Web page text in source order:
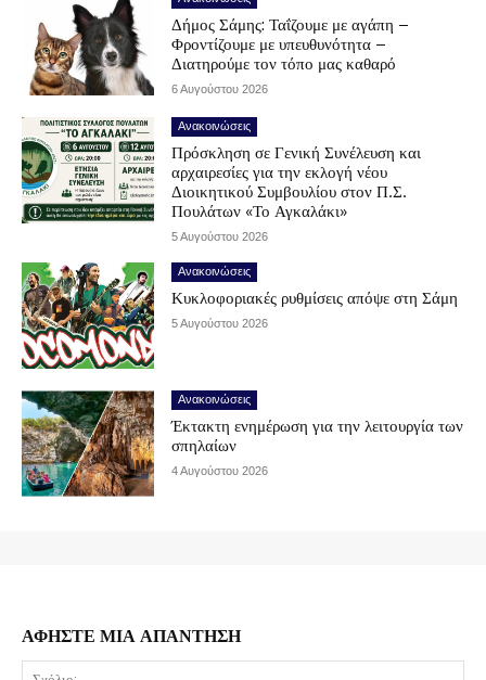
Δήμος Σάμης: Ταΐζουμε με αγάπη –
Φροντίζουμε με υπευθυνότητα –
Διατηρούμε τον τόπο μας καθαρό
6 Αυγούστου 2026
Ανακοινώσεις
Πρόσκληση σε Γενική Συνέλευση και
αρχαιρεσίες για την εκλογή νέου
Διοικητικού Συμβουλίου στον Π.Σ.
Πουλάτων «Το Αγκαλάκι»
5 Αυγούστου 2026
Ανακοινώσεις
Κυκλοφοριακές ρυθμίσεις απόψε στη Σάμη
5 Αυγούστου 2026
Ανακοινώσεις
Έκτακτη ενημέρωση για την λειτουργία των
σπηλαίων
4 Αυγούστου 2026
ΑΦΗΣΤΕ ΜΙΑ ΑΠΑΝΤΗΣΗ